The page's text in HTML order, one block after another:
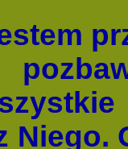
Niego.